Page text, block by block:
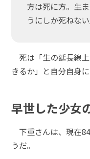
方は死に方。生
うにしか死ねない
死は「生の延長線
きるか」と自分自身
早世した少女
下重さんは、現在
うだ。